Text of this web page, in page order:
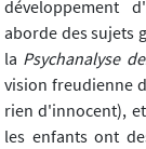
développement
aborde des sujets
la Psychanalyse
vision freudienne
rien d'innocent),
les enfants ont